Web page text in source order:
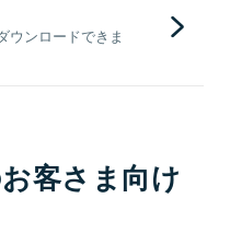
ウンロードできま
客さま向け